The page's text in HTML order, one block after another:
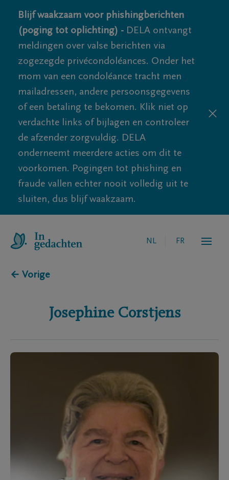
Blijf waakzaam voor phishingberichten
(poging tot oplichting) - DELA ontvangt
meldingen over valse berichten via
zogezegde privécondoléances. Onder het
mom van een condoléance tracht men
mailadressen, andere persoonsgegevens
of een betaling te bekomen. Klik niet op
verdachte links of bijlagen en controleer
de afzender zorgvuldig. DELA
onderneemt meerdere acties om dit te
voorkomen. Pogingen tot phishing en
fraude vallen echter nooit volledig uit te
sluiten, dus blijf waakzaam.
NL FR
← Vorige
Josephine Corstjens